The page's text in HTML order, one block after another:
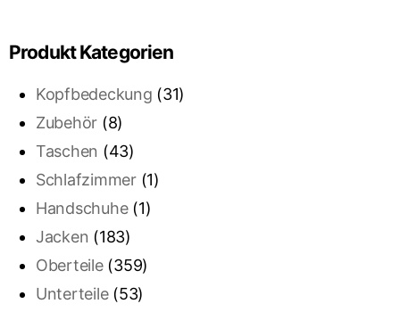
Produkt Kategorien
Kopfbedeckung (31)
Zubehör (8)
Taschen (43)
Schlafzimmer (1)
Handschuhe (1)
Jacken (183)
Oberteile (359)
Unterteile (53)